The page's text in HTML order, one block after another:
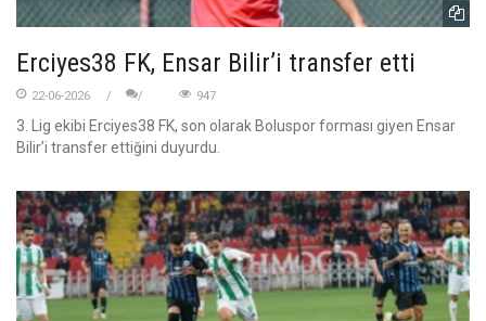
Erciyes38 FK, Ensar Bilir’i transfer etti
22-06-2026 947
3. Lig ekibi Erciyes38 FK, son olarak Boluspor forması giyen Ensar
Bilir’i transfer ettiğini duyurdu.